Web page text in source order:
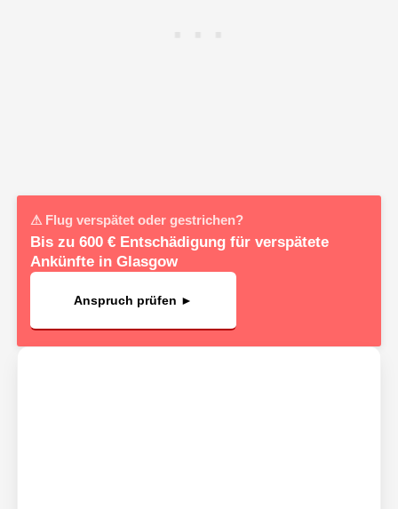
⚠ Flug verspätet oder gestrichen?
Bis zu 600 € Entschädigung für verspätete
Ankünfte in Glasgow
Anspruch prüfen ►